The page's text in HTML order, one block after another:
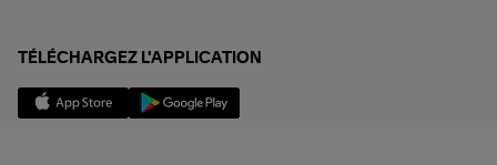
TÉLÉCHARGEZ L'APPLICATION